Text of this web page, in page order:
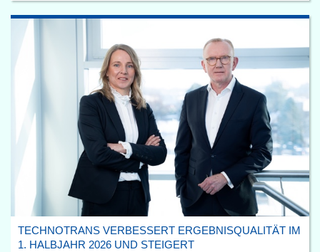
TECHNOTRANS VERBESSERT ERGEBNISQUALITÄT IM
1. HALBJAHR 2026 UND STEIGERT